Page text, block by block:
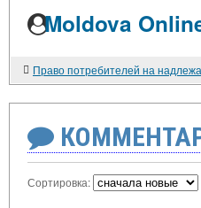
Moldova
Сортировка: